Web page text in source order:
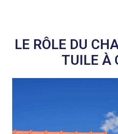
LE RÔLE DU
TUILE À